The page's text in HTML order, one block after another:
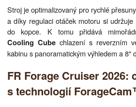
Stroj je optimalizovaný pro rychlé
a díky regulaci otáček motoru si
do kopce. K tomu přidává
Cooling Cube chlazení s reverzním
kabinu s panoramatickým výhledem a 8"
FR Forage Cruiser 2026:
s technologií